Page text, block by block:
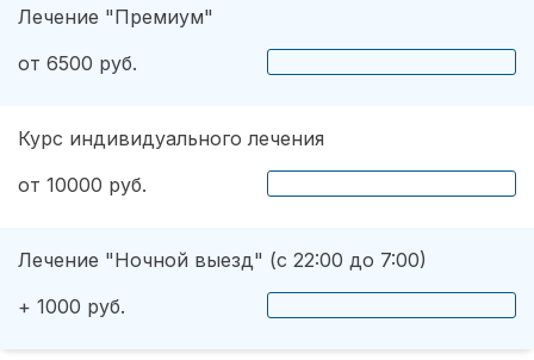
Лечение "Премиум"
от 6500 руб.
Курс индивидуального лечения
от 10000 руб.
Лечение "Ночной выезд" (с 22:00 до 7:00)
+ 1000 руб.